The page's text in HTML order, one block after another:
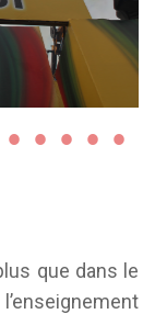
que dans le